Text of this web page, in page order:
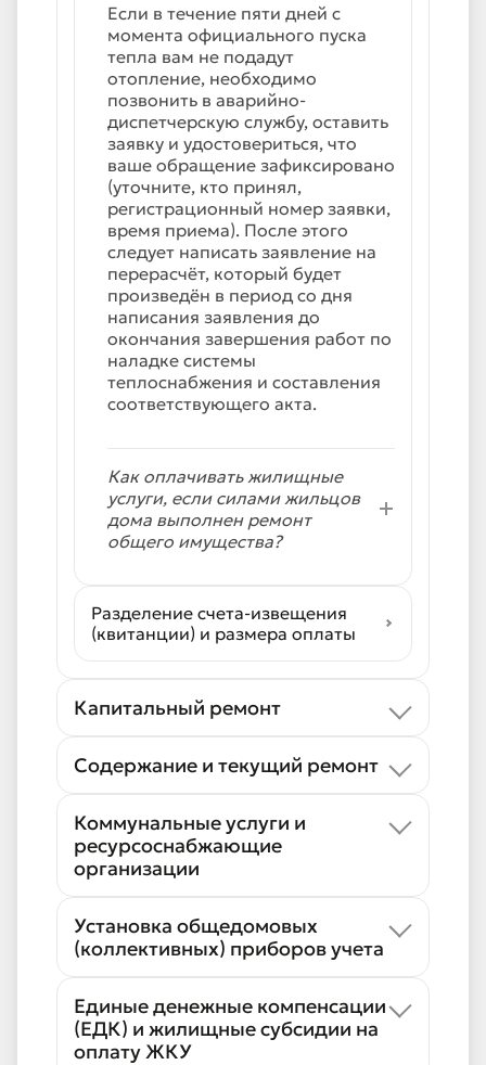
Если в течение пяти дней с
момента официального пуска
тепла вам не подадут
отопление, необходимо
позвонить в аварийно-
диспетчерскую службу, оставить
заявку и удостовериться, что
ваше обращение зафиксировано
(уточните, кто принял,
регистрационный номер заявки,
время приема). После этого
следует написать заявление на
перерасчёт, который будет
произведён в период со дня
написания заявления до
окончания завершения работ по
наладке системы
теплоснабжения и составления
соответствующего акта.
Как оплачивать жилищные
услуги, если силами жильцов
дома выполнен ремонт
общего имущества?
Разделение счета-извещения
(квитанции) и размера оплаты
Капитальный ремонт
Содержание и текущий ремонт
Коммунальные услуги и
ресурсоснабжающие
организации
Установка общедомовых
(коллективных) приборов учета
Единые денежные компенсации
(ЕДК) и жилищные субсидии на
оплату ЖКУ